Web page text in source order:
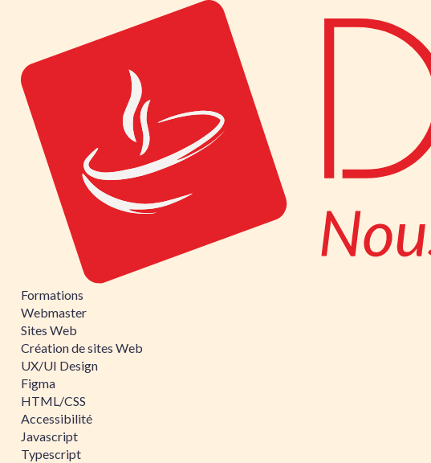
Formations
Webmaster
Sites Web
Création de sites Web
UX/UI Design
Figma
HTML/CSS
Accessibilité
Javascript
Typescript